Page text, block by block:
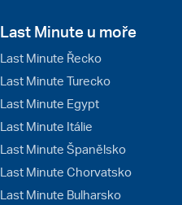
Last Minute u moře
Last Minute Řecko
Last Minute Turecko
Last Minute Egypt
Last Minute Itálie
Last Minute Španělsko
Last Minute Chorvatsko
Last Minute Bulharsko